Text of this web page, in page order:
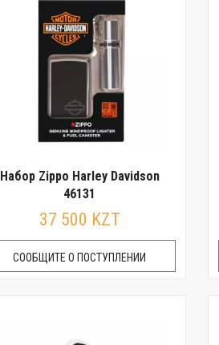
Набор Zippo Harley Davidson
46131
37 500 KZT
СООБЩИТЕ О ПОСТУПЛЕНИИ